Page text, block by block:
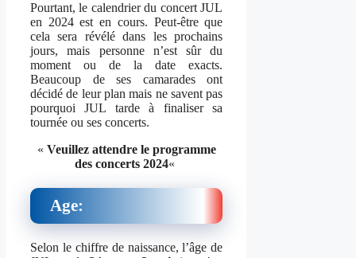
Pourtant, le calendrier du concert JUL
en 2024 est en cours. Peut-être que
cela sera révélé dans les prochains
jours, mais personne n’est sûr du
moment ou de la date exacts.
Beaucoup de ses camarades ont
décidé de leur plan mais ne savent pas
pourquoi JUL tarde à finaliser sa
tournée ou ses concerts.
« Veuillez attendre le programme
des concerts 2024«
Age:
Selon le chiffre de naissance, l’âge de